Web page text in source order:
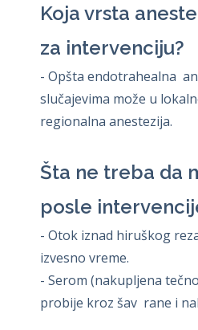
Koja vrsta
za intervenciju?
- Opšta endotrahealna
slučajevima može u
regionalna anestezija.
Šta ne treba da
posle
- Otok iznad hiruškog
izvesno vreme.
- Serom (nakupljena
probije kroz šav rane i